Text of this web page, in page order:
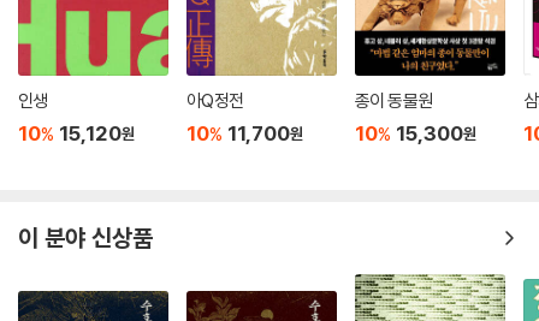
에만 글을 쓸 수 있었다고 고백했다. 창작이 현실의 삶을 앞설 수 없지만,
포기할 수도 없기에 일상의 책임을 다하며 토막토막 이야기를 써 내려갔다
는 우밍이. 작가는 어려움 속에서도 “책은 인간을 이어주는 가장 아름다운
매개체”라는 믿음을 새기며 저마다 다른 배경을 가진 이들의 삶을 펼치고
엮어 《해풍주점》이라는 지도를 완성했다. 오픈북어워드는 소설을 ‘올해의
현실의 벽은 높고 두꺼우며 그 앞에 선 인간은 너무도 작고 유약하다. 그러
나 사람과 사람이 주고받은 마음은 시간의 한계를 초월해 깊숙이 각인된
인생
10% 15,120원
아Q정전
10% 11,700원
종이 동물원
10% 15,300원
이 분야 신상품